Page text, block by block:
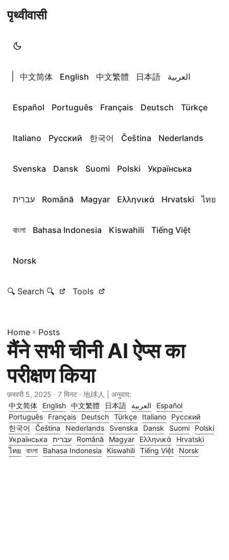
पृथ्वीवासी
中文简体 English 中文繁體 日本語 العربية
Español Português Français Deutsch Türkçe
Italiano Русский 한국어 Čeština Nederlands
Svenska Dansk Suomi Polski Українська
עברית Română Magyar Ελληνικά Hrvatski ไทย
বাংলা Bahasa Indonesia Kiswahili Tiếng Việt
Norsk
🔍 Search 🔍 Tools
Home » Posts
मैंने सभी चीनी AI ऐप्स का
परीक्षण किया
फ़रवरी 5, 2025 · 7 मिनट · 地球人 | अनुवाद:
中文简体
English 中文繁體 日本語 العربية
Español
Português
Français Deutsch Türkçe Italiano
Русский
한국어
Čeština Nederlands Svenska Dansk Suomi
Polski
Українська
עברית Română Magyar Ελληνικά
Hrvatski
ไทย
বাংলা Bahasa Indonesia Kiswahili Tiếng Việt Norsk